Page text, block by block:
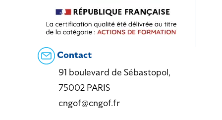
Contact
91 boulevard de Sébastopol,
75002 PARIS
cngof@cngof.fr